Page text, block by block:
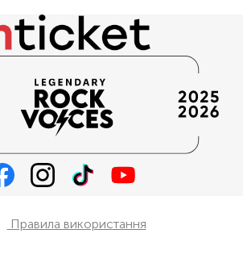
Правила використання